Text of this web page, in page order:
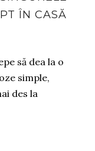
ÎN CASĂ
să dea la o
simple,
des la